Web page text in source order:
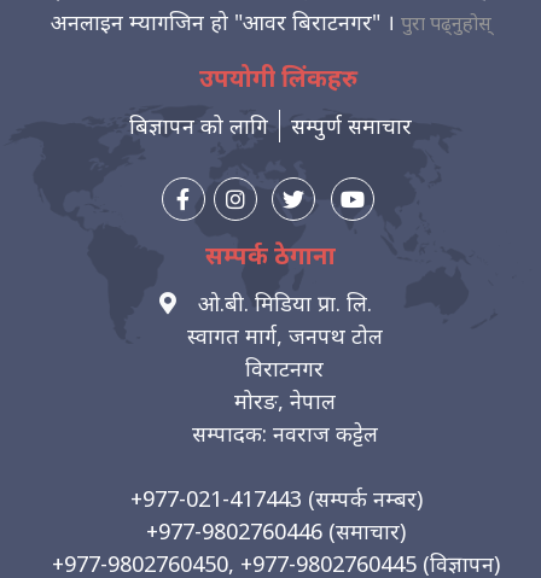
अनलाइन म्यागजिन हो "आवर बिराटनगर" । पुरा पढ्नुहोस्
उपयोगी लिंकहरु
बिज्ञापन को लागि सम्पुर्ण समाचार
सम्पर्क ठेगाना
ओ.बी. मिडिया प्रा. लि.
स्वागत मार्ग, जनपथ टोल
विराटनगर
मोरङ, नेपाल
सम्पादक: नवराज कट्टेल
+977-021-417443 (सम्पर्क नम्बर)
+977-9802760446 (समाचार)
+977-9802760450, +977-9802760445 (विज्ञापन)